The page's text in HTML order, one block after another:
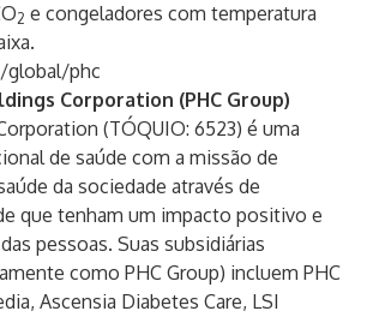
2 e congeladores com temperatura
global/phc
Corporation (PHC Group)
(TÓQUIO: 6523) é uma
de saúde com a missão de
da sociedade através de
que tenham um impacto positivo e
pessoas. Suas subsidiárias
como PHC Group) incluem PHC
Ascensia Diabetes Care, LSI